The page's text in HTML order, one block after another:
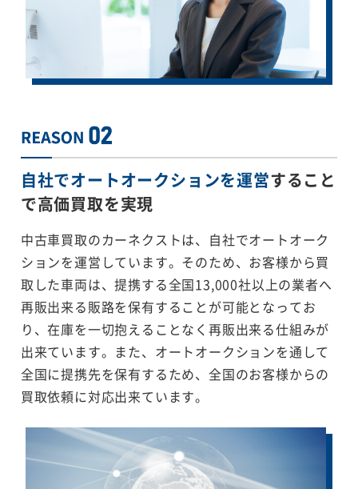
自社でオートオークションを運営すること
で高価買取を実現
中古車買取のカーネクストは、自社でオートオーク
ションを運営しています。そのため、お客様から買
取した車両は、提携する全国13,000社以上の業者へ
再販出来る販路を保有することが可能となってお
り、在庫を一切抱えることなく再販出来る仕組みが
出来ています。また、オートオークションを通して
全国に提携先を保有するため、全国のお客様からの
買取依頼に対応出来ています。